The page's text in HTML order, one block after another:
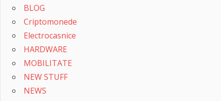
BLOG
Criptomonede
Electrocasnice
HARDWARE
MOBILITATE
NEW STUFF
NEWS